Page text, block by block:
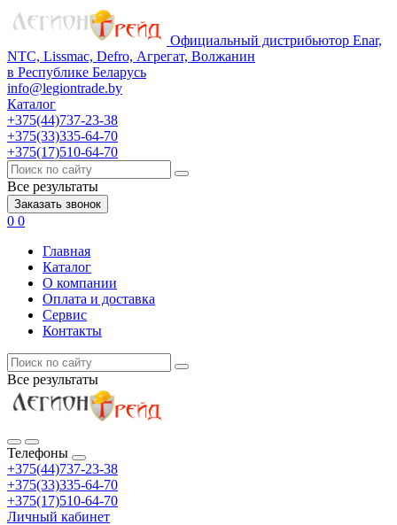
Официальный дистрибьютор Enar,
NTC, Lissmac, Defro, Агрегат, Волжанин
в Республике Беларусь
info@legiontrade.by
Каталог
+375(44)737-23-38
+375(33)335-64-70
+375(17)510-64-70
Все результаты
Заказать звонок
0 0
Главная
Каталог
О компании
Оплата и доставка
Сервис
Контакты
Все результаты
Телефоны
+375(44)737-23-38
+375(33)335-64-70
+375(17)510-64-70
Личный кабинет